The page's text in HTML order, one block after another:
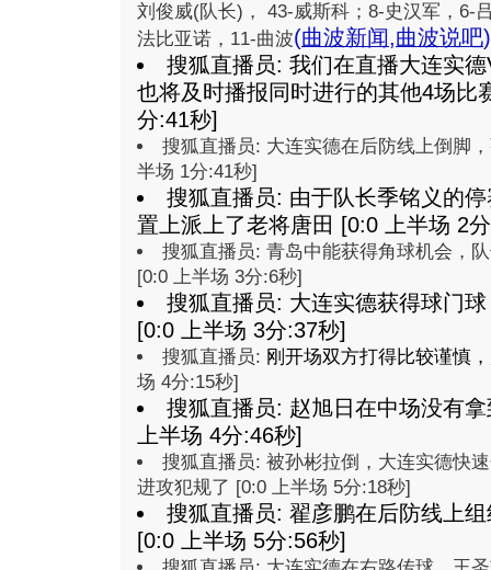
刘俊威(队长)， 43-威斯科；8-史汉军，6-
法比亚诺，11-曲波(曲波新闻,曲波说吧)
搜狐直播员: 我们在直播大连实
也将及时播报同时进行的其他4场比
分:41秒]
搜狐直播员: 大连实德在后防线上倒脚
半场 1分:41秒]
搜狐直播员: 由于队长季铭义的
置上派上了老将唐田 [0:0 上半场 2
搜狐直播员: 青岛中能获得角球机会，
[0:0 上半场 3分:6秒]
搜狐直播员: 大连实德获得球门
[0:0 上半场 3分:37秒]
搜狐直播员: 刚开场双方打得比较谨慎
场 4分:15秒]
搜狐直播员: 赵旭日在中场没有
上半场 4分:46秒]
搜狐直播员: 被孙彬拉倒，大连实德快
进攻犯规了 [0:0 上半场 5分:18秒]
搜狐直播员: 翟彦鹏在后防线上
[0:0 上半场 5分:56秒]